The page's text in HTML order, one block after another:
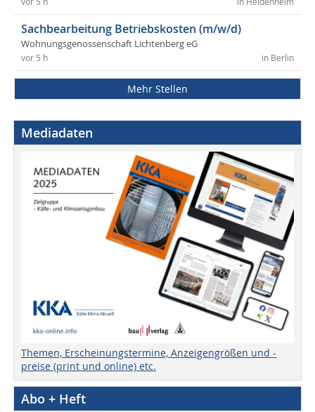
Sachbearbeitung Betriebskosten (m/w/d)
Wohnungsgenossenschaft Lichtenberg eG
in Berlin
vor 5 h
Mehr Stellen
Mediadaten
Themen, Erscheinungstermine, Anzeigengrößen und -
preise (print und online) etc.
Abo + Heft